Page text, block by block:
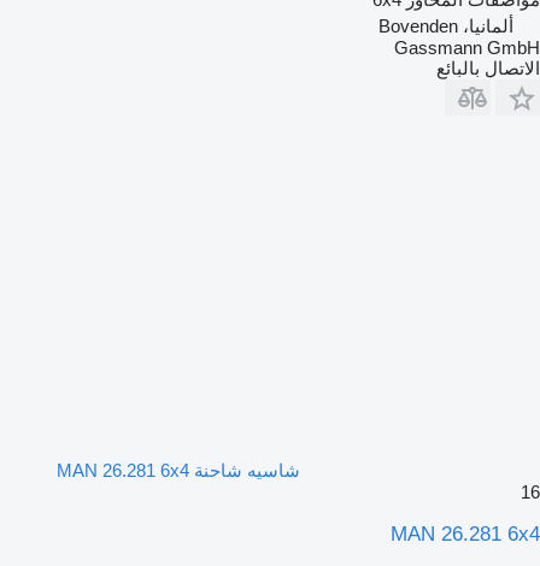
ألمانيا، Bovenden
Gassmann GmbH
الاتصال بالبائع
شاسيه شاحنة MAN 26.281 6x4
16
MAN 26.281 6x4